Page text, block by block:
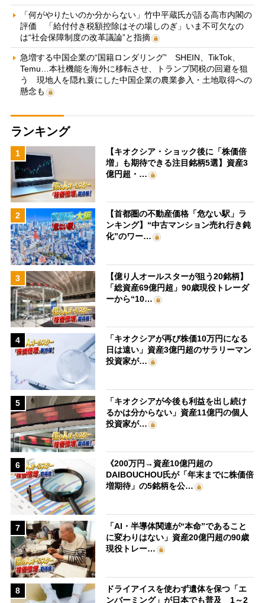
「何がやりたいのか分からない」竹中平蔵氏が語る高市内閣の
評価 「給付付き税額控除はその場しのぎ」いま不可欠なの
は“社会保障制度の改革議論”と指摘
急増する中国企業の“国籍ロンダリング” SHEIN、TikTok、
Temu…本社機能を海外に移転させ、トランプ関税の回避を狙
う 現地人を隠れ蓑にした中国企業の農業参入・土地取得への
懸念も
ランキング
1
【キオクシア・ショック後に「株価倍
増」も期待できる注目銘柄5選】資産3
億円超・…
2
【首都圏の不動産価格「危ない駅」ラ
ンキング】“中古マンション売れ行き鈍
化”のワー…
3
【億り人オールスターが狙う20銘柄】
「総資産69億円超」90歳現役トレーダ
ーから“10…
4
「キオクシアが再び株価10万円になる
日は遠い」資産3億円超のサラリーマン
投資家が…
5
「キオクシアが今後も利益を出し続け
るかは分からない」資産11億円の個人
投資家が…
6
《200万円→資産10億円超の
DAIBOUCHOU氏が「年末までに株価倍
増期待」の5銘柄を公…
7
「AI・半導体関連が“本命”であること
に変わりはない」資産20億円超の90歳
現役トレー…
8
ドライアイスを使わず遺体を保つ「エ
ンバーミング」が日本でも普及 1～2